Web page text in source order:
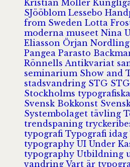
Kristian Möller
SJööblom Lessebo
from Sweden Lotta
moderna museet Nina
Eliasson Örjan Nordling
Pangea Parasto
Rönnells Antikvariat
seminarium Show and
stadsvandring STG
Stockholms
Svensk Bokkonst
Systembolaget tävling
trendspaning
typografi Typografi idag
typography UI Under
typography Utbildning
vandring Vart är